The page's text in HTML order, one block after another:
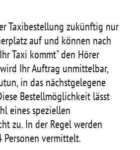
Taxibestellung zukünftig nur
auf und können nach
Taxi kommt" den Hörer
Ihr Auftrag unmittelbar,
in das nächstgelegene
Bestellmöglichkeit lässt
eines speziellen
zu. In der Regel werden
Personen vermittelt.